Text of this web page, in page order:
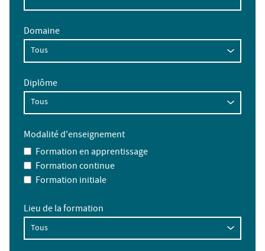
Domaine
Diplôme
Modalité d'enseignement
Formation en apprentissage
Formation continue
Formation initiale
Lieu de la formation